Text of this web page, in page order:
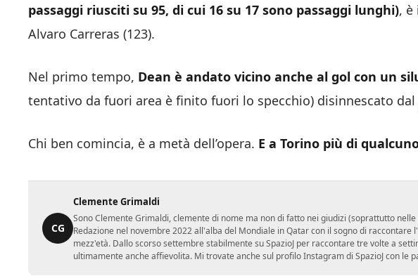
passaggi riusciti su 95, di cui 16 su 17 sono passaggi lunghi), è
Alvaro Carreras (123).
Nel primo tempo, Dean è andato vicino anche al gol con un
tentativo da fuori area è finito fuori lo specchio) disinnescato
Chi ben comincia, è a metà dell’opera. E a Torino più di
CG
Clemente Grimaldi
Sono Clemente Grimaldi, clemente di nome ma non di fatto nei giudizi (soprattutto
Redazione nel novembre 2022 all'alba del Mondiale in Qatar con il sogno di
mezz'età. Dallo scorso settembre stabilmente su SpazioJ per raccontare tre volte a
ultimamente anche affievolita. Mi trovate anche sul profilo Instagram di SpazioJ con le